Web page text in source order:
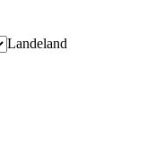
Landeland